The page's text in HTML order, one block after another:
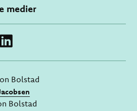
medier
Bolstad
Bolstad